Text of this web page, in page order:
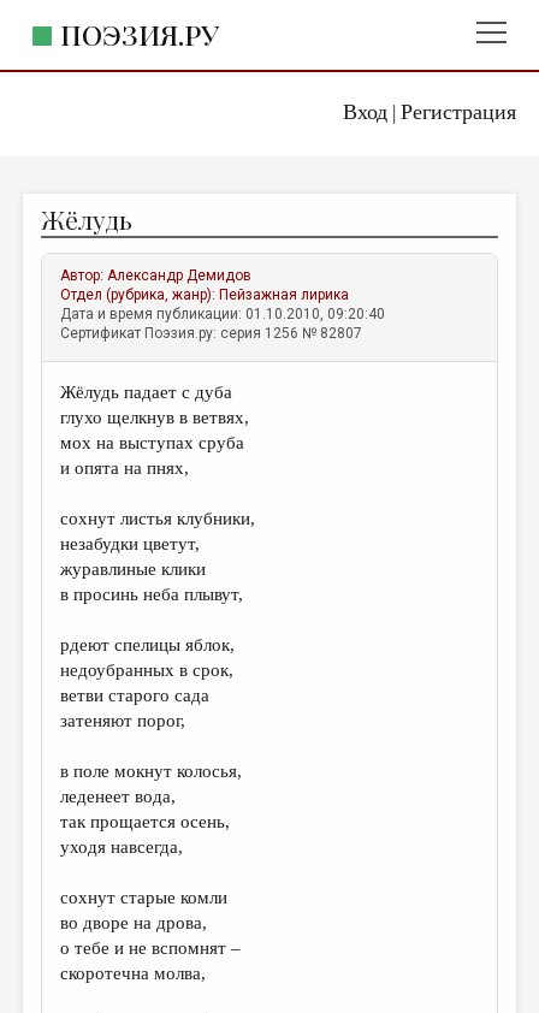
Вход| Регистрация
ПОЭЗИЯ.РУ
ЖАНРЫ
АВТОРЫ
КОММЕНТАРИИ
ЛИТСАЛОН
НОВОСТИ
ПРАВИЛА САЙТА
ИЗБРАННОЕ
ДАЙДЖЕСТ
ПЕРЕВОДЫ
КОНКУРСЫ
КНИЖНАЯ ПОЛКА
ОБЗОР ЛИТЕРАТУРЫ
ОБЪЯВЛЕНИЯ
Жёлудь
Автор:Александр Демидов
Отдел (рубрика, жанр): Пейзажная лирика
Дата и время публикации: 01.10.2010, 09:20:40
Сертификат Поэзия.ру: серия 1256 № 82807
Жёлудь падает с дуба
глухо щелкнув в ветвях,
мох на выступах сруба
и опята на пнях,
сохнут листья клубники,
незабудки цветут,
журавлиные клики
в просинь неба плывут,
рдеют спелицы яблок,
недоубранных в срок,
ветви старого сада
затеняют порог,
в поле мокнут колосья,
леденеет вода,
так прощается осень,
уходя навсегда,
сохнут старые комли
во дворе на дрова,
о тебе и не вспомнят –
скоротечна молва,